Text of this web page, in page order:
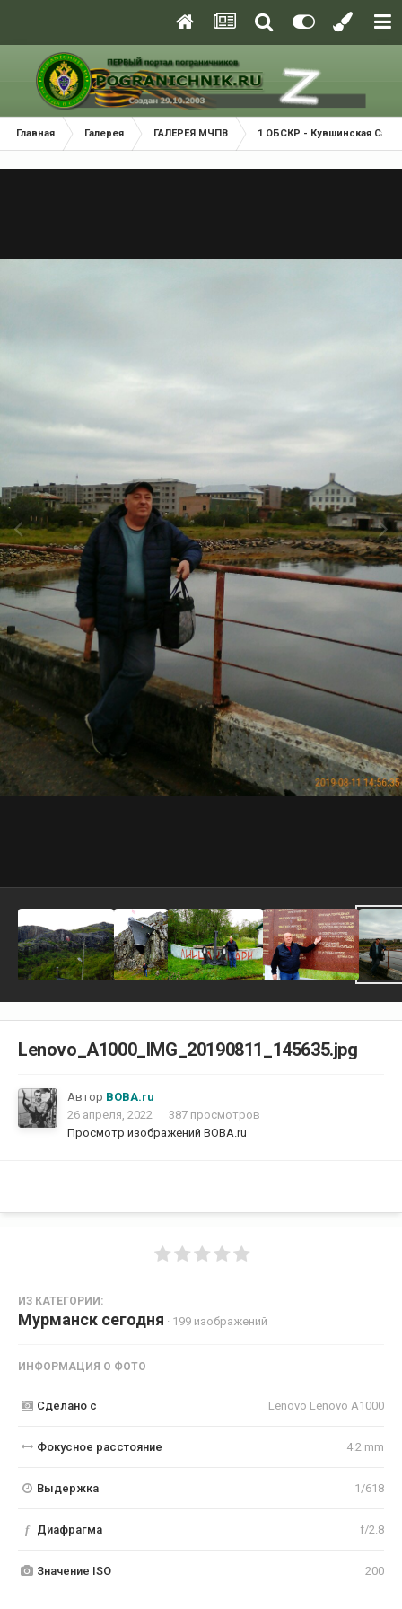
Главная Галерея ГАЛЕРЕЯ МЧПВ 1 ОБСКР - Кувшинская
Lenovo_A1000_IMG_20190811_145635.jpg
Автор ВОВА.ru
26 апреля, 2022
387 просмотров
Просмотр изображений ВОВА.ru
ИЗ КАТЕГОРИИ:
Мурманск сегодня · 199 изображений
ИНФОРМАЦИЯ О ФОТО
Сделано с Lenovo Lenovo A1000
Фокусное расстояние 4.2 mm
Выдержка 1/618
f Диафрагма f/2.8
Значение ISO 200